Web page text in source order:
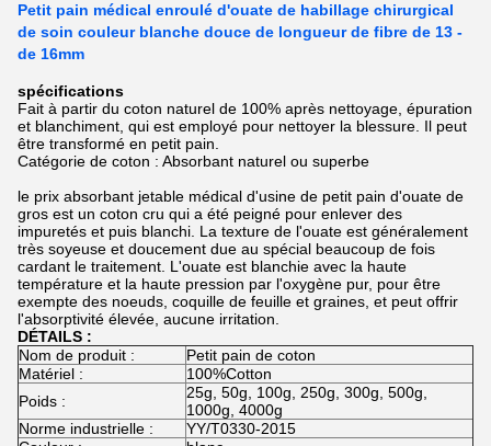
Petit pain médical enroulé d'ouate de habillage chirurgical
de soin couleur blanche douce de longueur de fibre de 13 -
de 16mm
spécifications
Fait à partir du coton naturel de 100% après nettoyage, épuration
et blanchiment, qui est employé pour nettoyer la blessure. Il peut
être transformé en petit pain.
Catégorie de coton : Absorbant naturel ou superbe
le prix absorbant jetable médical d'usine de petit pain d'ouate de
gros est un coton cru qui a été peigné pour enlever des
impuretés et puis blanchi. La texture de l'ouate est généralement
très soyeuse et doucement due au spécial beaucoup de fois
cardant le traitement. L'ouate est blanchie avec la haute
température et la haute pression par l'oxygène pur, pour être
exempte des noeuds, coquille de feuille et graines, et peut offrir
l'absorptivité élevée, aucune irritation.
DÉTAILS :
Nom de produit :
Petit pain de coton
Matériel :
100%Cotton
Poids :
25g, 50g, 100g, 250g, 300g, 500g,
1000g, 4000g
Norme industrielle :
YY/T0330-2015